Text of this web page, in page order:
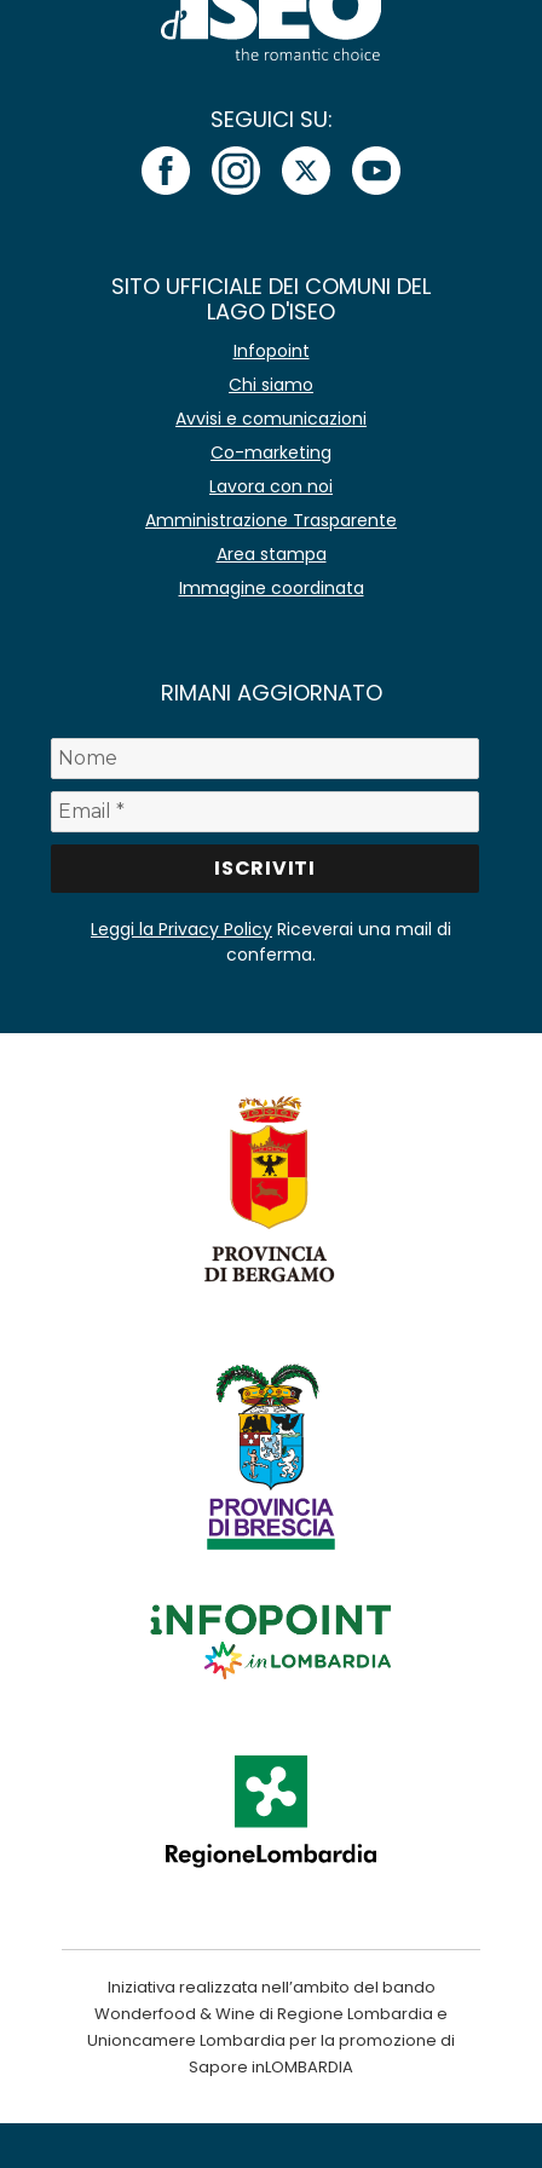
SEGUICI SU:
SITO UFFICIALE DEI COMUNI DEL
LAGO D'ISEO
Infopoint
Chi siamo
Avvisi e comunicazioni
Co-marketing
Lavora con noi
Amministrazione Trasparente
Area stampa
Immagine coordinata
RIMANI AGGIORNATO
Leggi la Privacy Policy Riceverai una mail di
conferma.
Iniziativa realizzata nell’ambito del bando
Wonderfood & Wine di Regione Lombardia e
Unioncamere Lombardia per la promozione di
Sapore inLOMBARDIA